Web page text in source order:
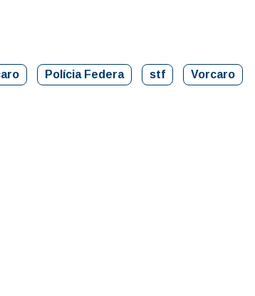
Polícia Federa stf Vorcaro